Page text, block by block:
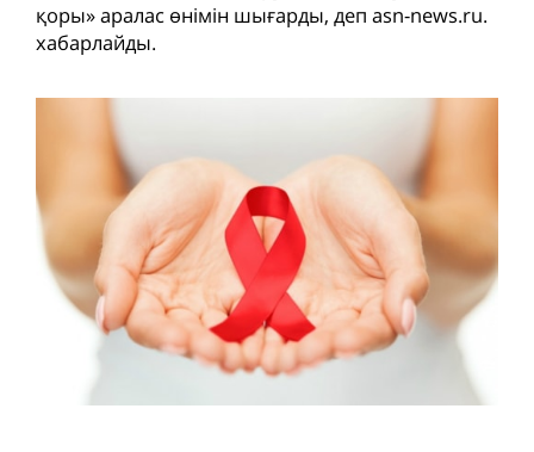
қоры» аралас өнімін шығарды, деп asn-news.ru.
хабарлайды.